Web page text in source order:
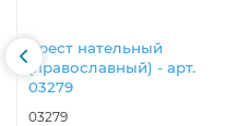
Крест нательный
(православный) - арт.
03279
03279